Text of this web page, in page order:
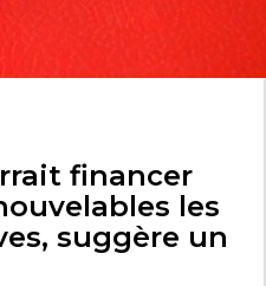
financer
les
suggère un